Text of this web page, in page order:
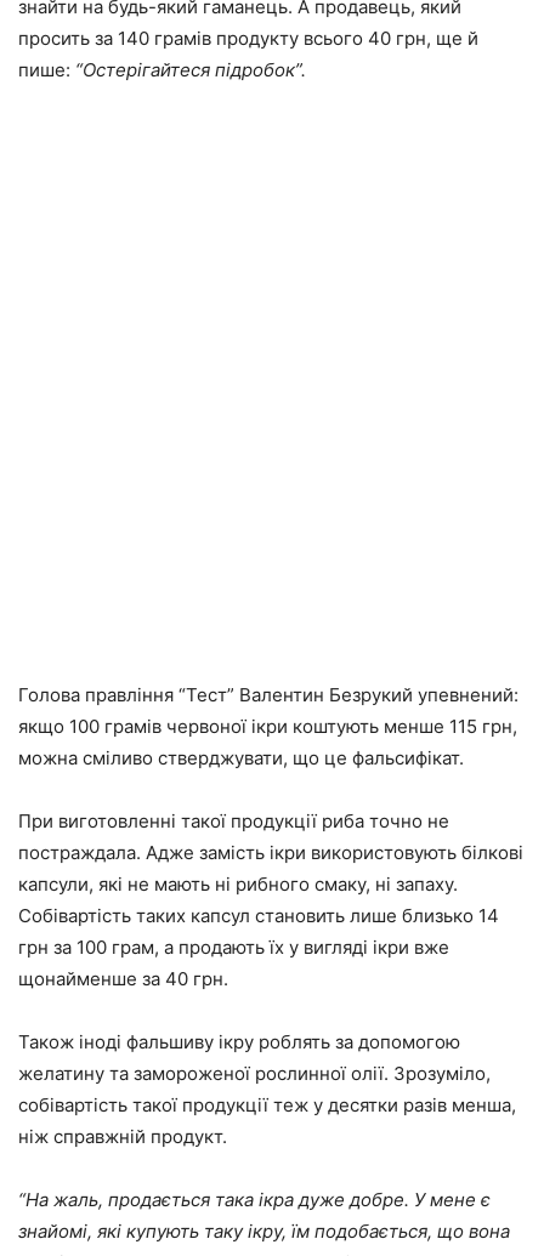
знайти на будь-який гаманець. А продавець, який
просить за 140 грамів продукту всього 40 грн, ще й
пише: “Остерігайтеся підробок”.
Голова правління “Тест” Валентин Безрукий упевнений:
якщо 100 грамів червоної ікри коштують менше 115 грн,
можна сміливо стверджувати, що це фальсифікат.
При виготовленні такої продукції риба точно не
постраждала. Адже замість ікри використовують білкові
капсули, які не мають ні рибного смаку, ні запаху.
Собівартість таких капсул становить лише близько 14
грн за 100 грам, а продають їх у вигляді ікри вже
щонайменше за 40 грн.
Також іноді фальшиву ікру роблять за допомогою
желатину та замороженої рослинної олії. Зрозуміло,
собівартість такої продукції теж у десятки разів менша,
ніж справжній продукт.
“На жаль, продається така ікра дуже добре. У мене є
знайомі, які купують таку ікру, їм подобається, що вона